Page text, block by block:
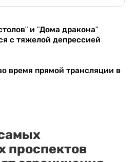
и "Дома дракона"
с тяжелой депрессией
время прямой трансляции в
проспектов